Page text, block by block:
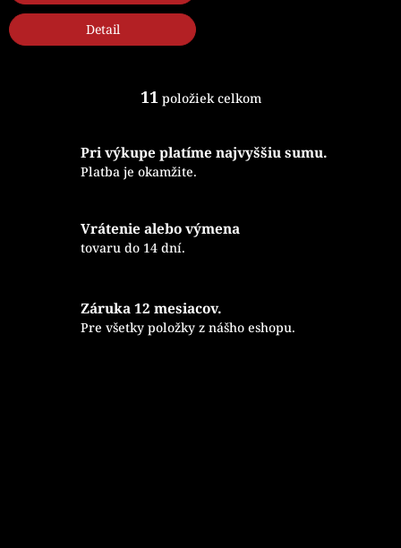
Detail
O
á
i
e
k
y
11 položiek celkom
Pri výkupe platíme najvyššiu sumu.
Platba je okamžite.
Vrátenie alebo výmena
tovaru do 14 dní.
Záruka 12 mesiacov.
Pre všetky položky z nášho eshopu.